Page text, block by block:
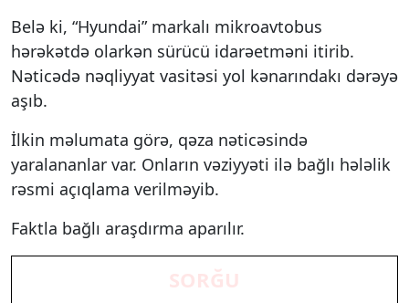
Belə ki, “Hyundai” markalı mikroavtobus
hərəkətdə olarkən sürücü idarəetməni itirib.
Nəticədə nəqliyyat vasitəsi yol kənarındakı dərəyə
aşıb.
İlkin məlumata görə, qəza nəticəsində
yaralananlar var. Onların vəziyyəti ilə bağlı hələlik
rəsmi açıqlama verilməyib.
Faktla bağlı araşdırma aparılır.
SORĞU